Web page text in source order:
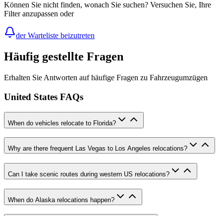
Können Sie nicht finden, wonach Sie suchen? Versuchen Sie, Ihre
Filter anzupassen oder
der Warteliste beizutreten
Häufig gestellte Fragen
Erhalten Sie Antworten auf häufige Fragen zu Fahrzeugumzügen
United States FAQs
When do vehicles relocate to Florida?
Why are there frequent Las Vegas to Los Angeles relocations?
Can I take scenic routes during western US relocations?
When do Alaska relocations happen?